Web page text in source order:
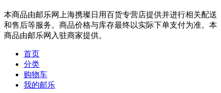
本商品由邮乐网上海携璨日用百货专营店提供并进行相关配送
和售后等服务。商品价格与库存最终以实际下单支付为准。本
商品由邮乐网入驻商家提供。
首页
分类
购物车
我的邮乐